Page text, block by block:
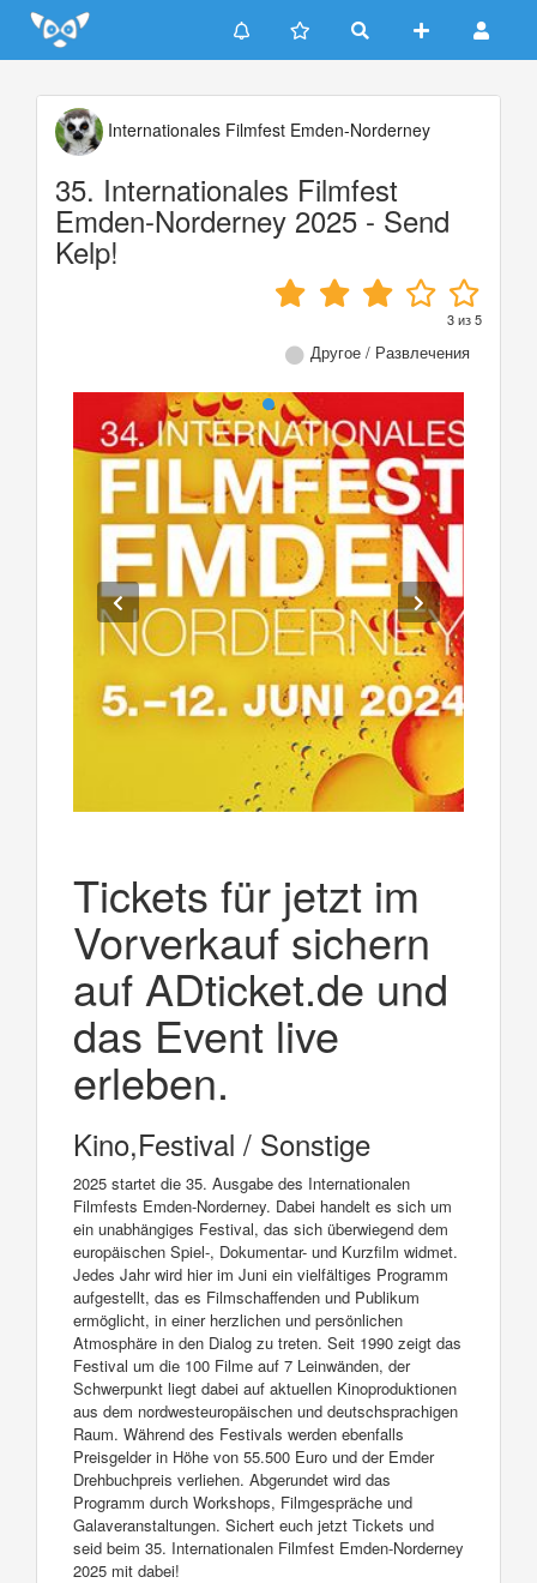
Update cookies preferences
Internationales Filmfest Emden-Norderney
35. Internationales Filmfest
Emden-Norderney 2025 - Send
Kelp!
3из5
Другое / Развлечения
Tickets für jetzt im
Vorverkauf sichern
auf ADticket.de und
das Event live
erleben.
Kino,Festival / Sonstige
2025 startet die 35. Ausgabe des Internationalen
Filmfests Emden-Norderney. Dabei handelt es sich um
ein unabhängiges Festival, das sich überwiegend dem
europäischen Spiel-, Dokumentar- und Kurzfilm widmet.
Jedes Jahr wird hier im Juni ein vielfältiges Programm
aufgestellt, das es Filmschaffenden und Publikum
ermöglicht, in einer herzlichen und persönlichen
Atmosphäre in den Dialog zu treten. Seit 1990 zeigt das
Festival um die 100 Filme auf 7 Leinwänden, der
Schwerpunkt liegt dabei auf aktuellen Kinoproduktionen
aus dem nordwesteuropäischen und deutschsprachigen
Raum. Während des Festivals werden ebenfalls
Preisgelder in Höhe von 55.500 Euro und der Emder
Drehbuchpreis verliehen. Abgerundet wird das
Programm durch Workshops, Filmgespräche und
Galaveranstaltungen. Sichert euch jetzt Tickets und
seid beim 35. Internationalen Filmfest Emden-Norderney
2025 mit dabei!